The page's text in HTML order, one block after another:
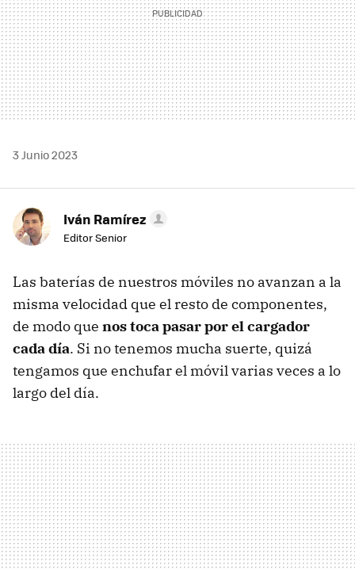
3 Junio 2023
Iván Ramírez
Editor Senior
Las baterías de nuestros móviles no avanzan a la
misma velocidad que el resto de componentes,
de modo que nos toca pasar por el cargador
cada día. Si no tenemos mucha suerte, quizá
tengamos que enchufar el móvil varias veces a lo
largo del día.